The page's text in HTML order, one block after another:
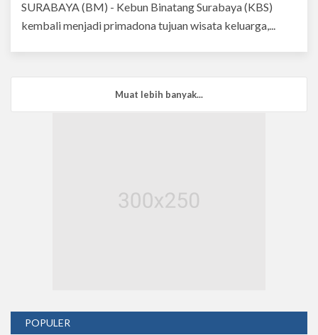
SURABAYA (BM) - Kebun Binatang Surabaya (KBS)
kembali menjadi primadona tujuan wisata keluarga,...
Muat lebih banyak...
POPULER